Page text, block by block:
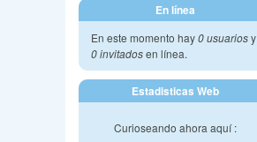
En línea
En este momento hay0 usuariosy
0 invitadosen línea.
Estadisticas Web
Curioseando ahora aquí :